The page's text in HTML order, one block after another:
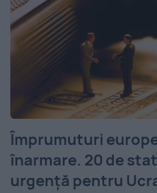
Împrumuturi
înarmare. 20 de
urgență pentru